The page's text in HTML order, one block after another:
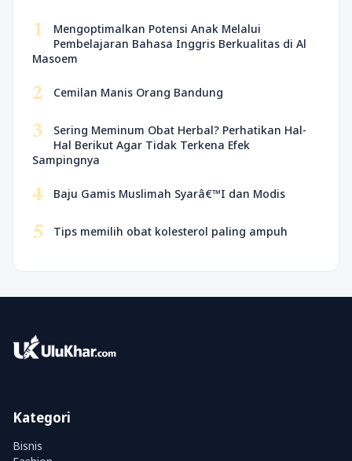
1
Mengoptimalkan Potensi Anak Melalui
Pembelajaran Bahasa Inggris Berkualitas di Al
Masoem
2 Cemilan Manis Orang Bandung
3
Sering Meminum Obat Herbal? Perhatikan Hal-
Hal Berikut Agar Tidak Terkena Efek
Sampingnya
4 Baju Gamis Muslimah Syarâ€™I dan Modis
5 Tips memilih obat kolesterol paling ampuh
Kategori
Bisnis